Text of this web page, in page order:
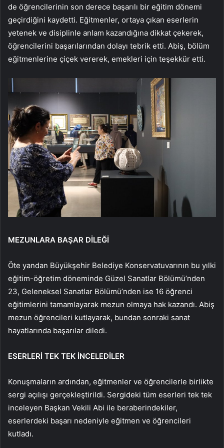
de öğrencilerinin son derece başarılı bir eğitim dönemi
geçirdiğini kaydetti. Eğitmenler, ortaya çıkan eserlerin
yetenek ve disiplinle anlam kazandığına dikkat çekerek,
öğrencilerini başarılarından dolayı tebrik etti. Abiş, bölüm
eğitmenlerine çiçek vererek, emekleri için teşekkür etti.
MEZUNLARA BAŞAR DİLEĞİ
Öte yandan Büyükşehir Belediye Konservatuvarının bu yılki
eğitim-öğretim döneminde Güzel Sanatlar Bölümü’nden
23, Geleneksel Sanatlar Bölümü’nden ise 16 öğrenci
eğitimlerini tamamlayarak mezun olmaya hak kazandı. Abiş
mezun öğrencileri kutlayarak, bundan sonraki sanat
hayatlarında başarılar diledi.
ESERLERİ TEK TEK İNCELEDİLER
Konuşmaların ardından, eğitmenler ve öğrencilerle birlikte
sergi açılışı gerçekleştirildi. Sergideki tüm eserleri tek tek
inceleyen Başkan Vekili Abi ile beraberindekiler,
eserlerdeki başarı nedeniyle eğitmen ve öğrencileri
kutladı.